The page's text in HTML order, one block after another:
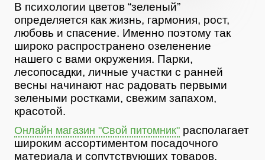
В психологии цветов “зеленый”
определяется как жизнь, гармония, рост,
любовь и спасение. Именно поэтому так
широко распространено озеленение
нашего с вами окружения. Парки,
лесопосадки, личные участки с ранней
весны начинают нас радовать первыми
зелеными ростками, свежим запахом,
красотой.
Онлайн магазин "Свой питомник" располагает
широким ассортиментом посадочного
материала и сопутствующих товаров.